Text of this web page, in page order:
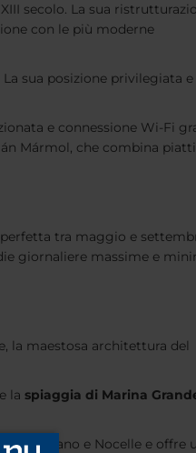
secolo. La sua
con le più moderne
sua posizione privilegiata e
e connessione Wi-Fi
Mármol, che combina piatti
tra maggio e
giornaliere massime e
la maestosa architettura del
la spiaggia di Marina
Bomerano e Nocelle e offre